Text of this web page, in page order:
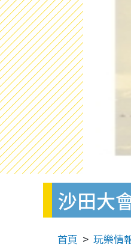
沙田大
首頁 玩樂情